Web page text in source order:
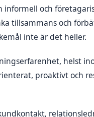
informell och
tillsammans och
inte är det heller.
helst
proaktivt och